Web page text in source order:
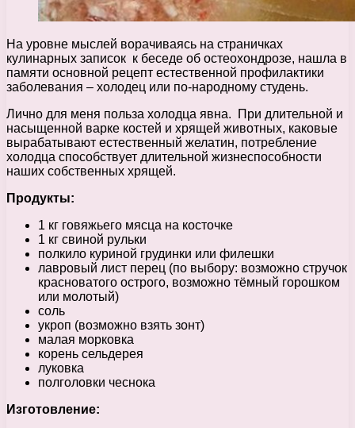
На уровне мыслей ворачиваясь на страничках
кулинарных записок к беседе об остеохондрозе, нашла в
памяти основной рецепт естественной профилактики
заболевания – холодец или по-народному студень.
Лично для меня польза холодца явна. При длительной и
насыщенной варке костей и хрящей животных, каковые
вырабатывают естественный желатин, потребление
холодца способствует длительной жизнеспособности
наших собственных хрящей.
Продукты:
1 кг говяжьего мясца на косточке
1 кг свиной рульки
полкило куриной грудинки или филешки
лавровый лист перец (по выбору: возможно стручок
красноватого острого, возможно тёмный горошком
или молотый)
соль
укроп (возможно взять зонт)
малая морковка
корень сельдерея
луковка
полголовки чеснока
Изготовление: